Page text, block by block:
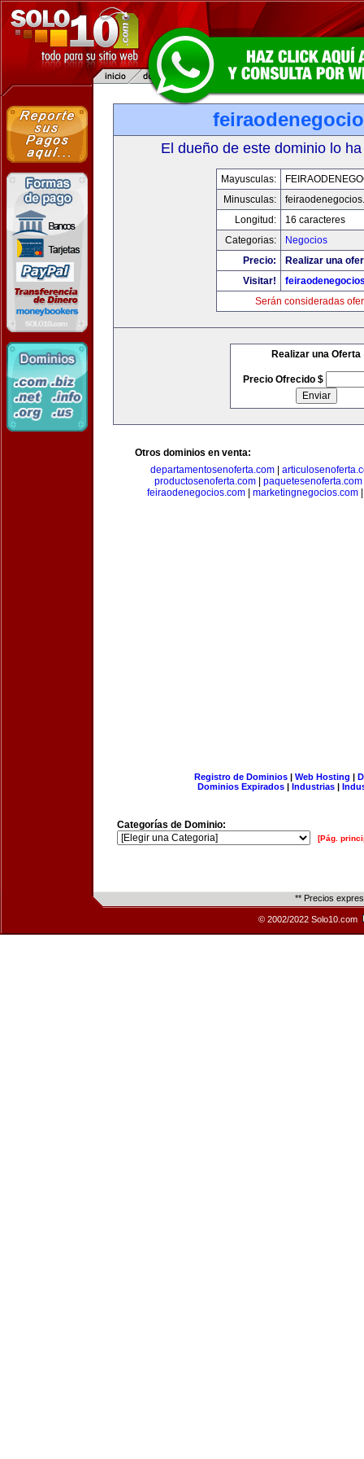
El dueño de este dominio lo
Mayusculas:
Minusculas:
Longitud:
16 caracteres
Categorias:
Negocios
Precio:
Realizar una
Visitar!
Serán consideradas
Realizar una Oferta
Precio Ofrecido $
Otros dominios en venta:
departamentosenoferta.com
productosenoferta.com| paquetesenoferta.com
feiraodenegocios.com
marketingnegocios.com
Registro de Dominios| Web Hosting |
Dominios Expirados | Industrias |
Categorías de Dominio:
[Pág.
** Precios
© 2002/2022 Solo10.com